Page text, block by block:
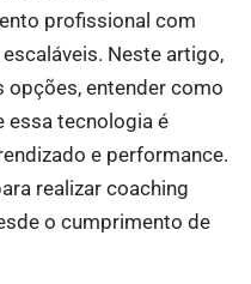
profissional com
Neste artigo,
opções, entender como
essa tecnologia é
e performance.
realizar coaching
o cumprimento de